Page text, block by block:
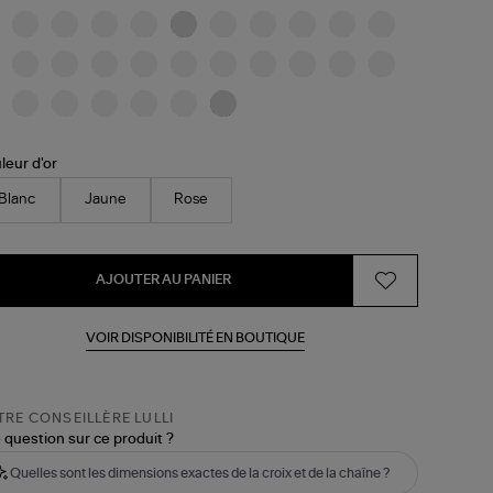
d'or
Jaune Rose
AJOUTER AU PANIER
VOIR DISPONIBILITÉ EN BOUTIQUE
CONSEILLÈRE LULLI
question sur ce produit ?
Quelles sont les dimensions exactes de la croix et de la chaîne ?